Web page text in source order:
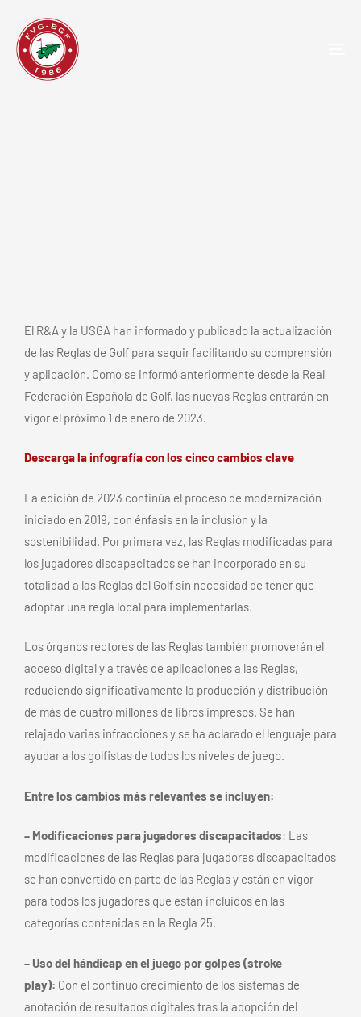
El R&A y la USGA han informado y publicado la actualización
de las Reglas de Golf para seguir facilitando su comprensión
y aplicación. Como se informó anteriormente desde la Real
Federación Española de Golf, las nuevas Reglas entrarán en
vigor el próximo 1 de enero de 2023.
Descarga la infografía con los cinco cambios clave
La edición de 2023 continúa el proceso de modernización
iniciado en 2019, con énfasis en la inclusión y la
sostenibilidad. Por primera vez, las Reglas modificadas para
los jugadores discapacitados se han incorporado en su
totalidad a las Reglas del Golf sin necesidad de tener que
adoptar una regla local para implementarlas.
Los órganos rectores de las Reglas también promoverán el
acceso digital y a través de aplicaciones a las Reglas,
reduciendo significativamente la producción y distribución
de más de cuatro millones de libros impresos. Se han
relajado varias infracciones y se ha aclarado el lenguaje para
ayudar a los golfistas de todos los niveles de juego.
Entre los cambios más relevantes se incluyen:
– Modificaciones para jugadores discapacitados: Las
modificaciones de las Reglas para jugadores discapacitados
se han convertido en parte de las Reglas y están en vigor
para todos los jugadores que están incluidos en las
categorías contenidas en la Regla 25.
– Uso del hándicap en el juego por golpes (stroke
play): Con el continuo crecimiento de los sistemas de
anotación de resultados digitales tras la adopción del